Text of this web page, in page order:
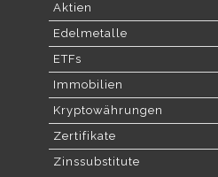
Aktien
Edelmetalle
ETFs
Immobilien
Kryptowährungen
Zertifikate
Zinssubstitute